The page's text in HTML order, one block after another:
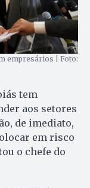
empresários | Foto:
tem
aos setores
de imediato,
em risco
o chefe do